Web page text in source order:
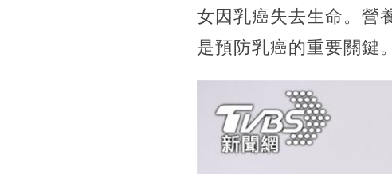
女因乳癌失去生命。營
是預防乳癌的重要關鍵。